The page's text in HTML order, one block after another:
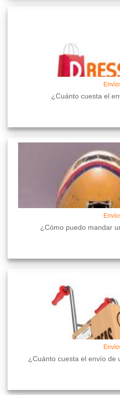
¿Cuánto cuesta el
¿Cómo puedo mandar
¿Cuánto cuesta el envío de